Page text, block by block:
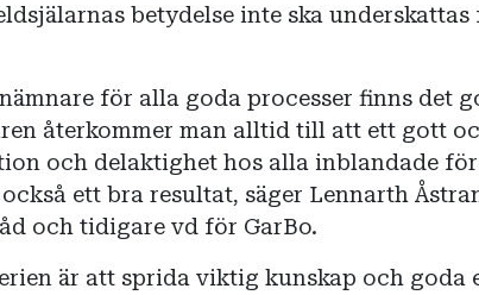
betydelse inte ska
för alla goda processer finns det
återkommer man alltid till att ett gott
och delaktighet hos alla inblandade
ett bra resultat, säger Lennarth
och tidigare vd för GarBo.
är att sprida viktig kunskap och goda